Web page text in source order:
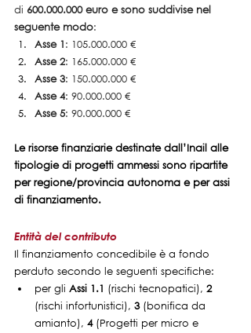
di 600.000.000 euro e sono suddivise nel
seguente modo:
Asse 1: 105.000.000 €
Asse 2: 165.000.000 €
Asse 3: 150.000.000 €
Asse 4: 90.000.000 €
Asse 5: 90.000.000 €
Le risorse finanziarie destinate dall’Inail alle
tipologie di progetti ammessi sono ripartite
per regione/provincia autonoma e per assi
di finanziamento.
Entità del contributo
Il finanziamento concedibile è a fondo
perduto secondo le seguenti specifiche:
per gli Assi 1.1 (rischi tecnopatici), 2
(rischi infortunistici), 3 (bonifica da
amianto), 4 (Progetti per micro e